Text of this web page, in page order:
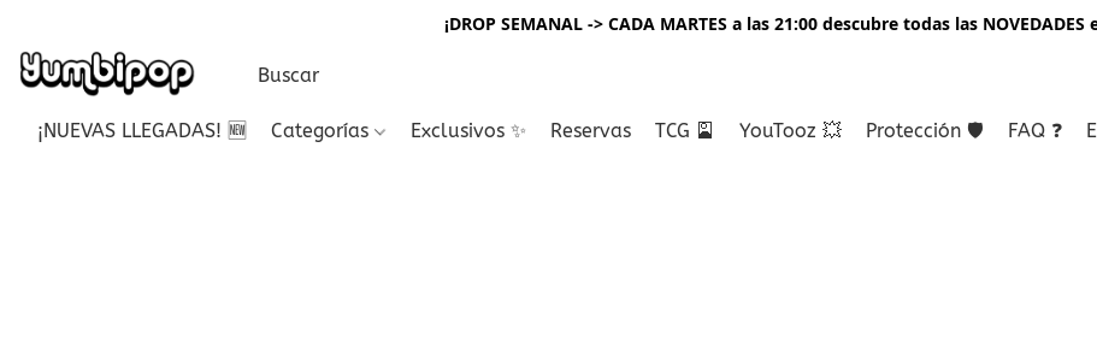
¡DROP SEMANAL -> CADA MARTES a las 21:00 descubre todas las NOVEDADES
¡NUEVAS LLEGADAS! 🆕 Categorías Exclusivos ✨ Reservas TCG 🎴 YouTooz 💥 Protección 🛡️ FAQ ❓